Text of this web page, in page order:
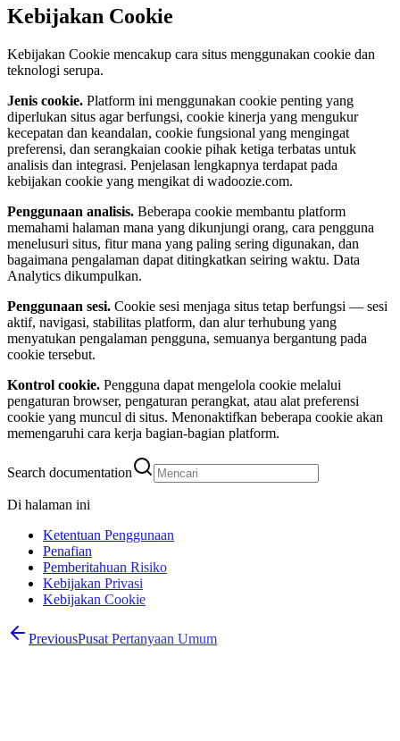
Kebijakan Cookie
Kebijakan Cookie mencakup cara situs menggunakan cookie dan
teknologi serupa.
Jenis cookie. Platform ini menggunakan cookie penting yang
diperlukan situs agar berfungsi, cookie kinerja yang mengukur
kecepatan dan keandalan, cookie fungsional yang mengingat
preferensi, dan serangkaian cookie pihak ketiga terbatas untuk
analisis dan integrasi. Penjelasan lengkapnya terdapat pada
kebijakan cookie yang mengikat di wadoozie.com.
Penggunaan analisis. Beberapa cookie membantu platform
memahami halaman mana yang dikunjungi orang, cara pengguna
menelusuri situs, fitur mana yang paling sering digunakan, dan
bagaimana pengalaman dapat ditingkatkan seiring waktu. Data
Analytics dikumpulkan.
Penggunaan sesi. Cookie sesi menjaga situs tetap berfungsi — sesi
aktif, navigasi, stabilitas platform, dan alur terhubung yang
menyatukan pengalaman pengguna, semuanya bergantung pada
cookie tersebut.
Kontrol cookie. Pengguna dapat mengelola cookie melalui
pengaturan browser, pengaturan perangkat, atau alat preferensi
cookie yang muncul di situs. Menonaktifkan beberapa cookie akan
memengaruhi cara kerja bagian-bagian platform.
Search documentation
Di halaman ini
Ketentuan Penggunaan
Penafian
Pemberitahuan Risiko
Kebijakan Privasi
Kebijakan Cookie
PreviousPusat Pertanyaan Umum